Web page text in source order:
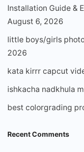
Installation Guide &
August 6, 2026
little boys/girls
2026
kata kirrr capcut
ishkacha nadkhula
best colorgrading
Recent Comments